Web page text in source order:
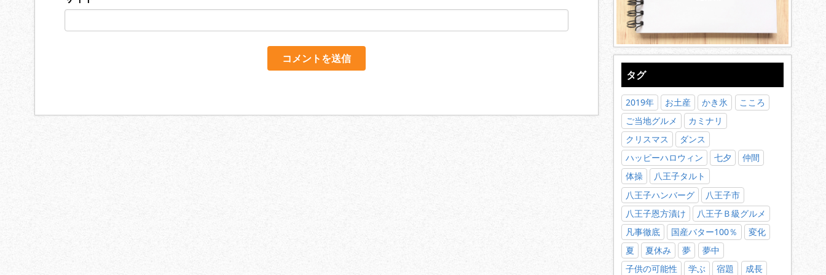
タグ
2019年 お土産 かき氷
こころ
ご当地グルメ
カミナリ
クリスマス
ダンス
ハッピーハロウィン
七夕
仲間
体操
八王子タルト
八王子ハンバーグ
八王子市
八王子恩方漬け
八王子Ｂ級グルメ
凡事徹底
国産バター100％
変化
夏
夏休み 夢
夢中
子供の可能性
学ぶ 宿題 成長